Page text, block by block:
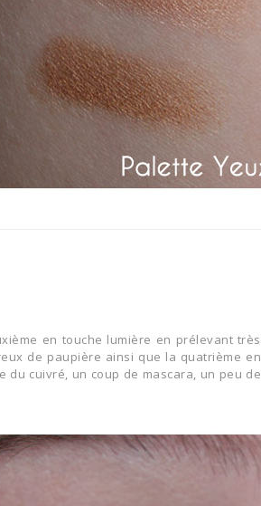
en touche lumière en prélevant très
de paupière ainsi que la quatrième en
du cuivré, un coup de mascara, un peu de